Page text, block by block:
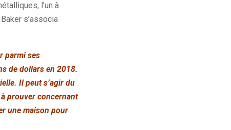
l’un à
s’associa
parmi ses
de dollars en 2018.
Il peut s’agir du
à prouver concernant
une maison pour